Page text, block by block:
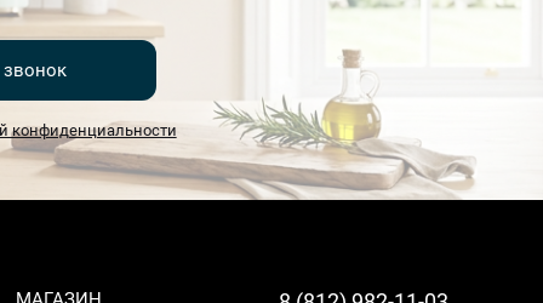
звонок
конфиденциальности